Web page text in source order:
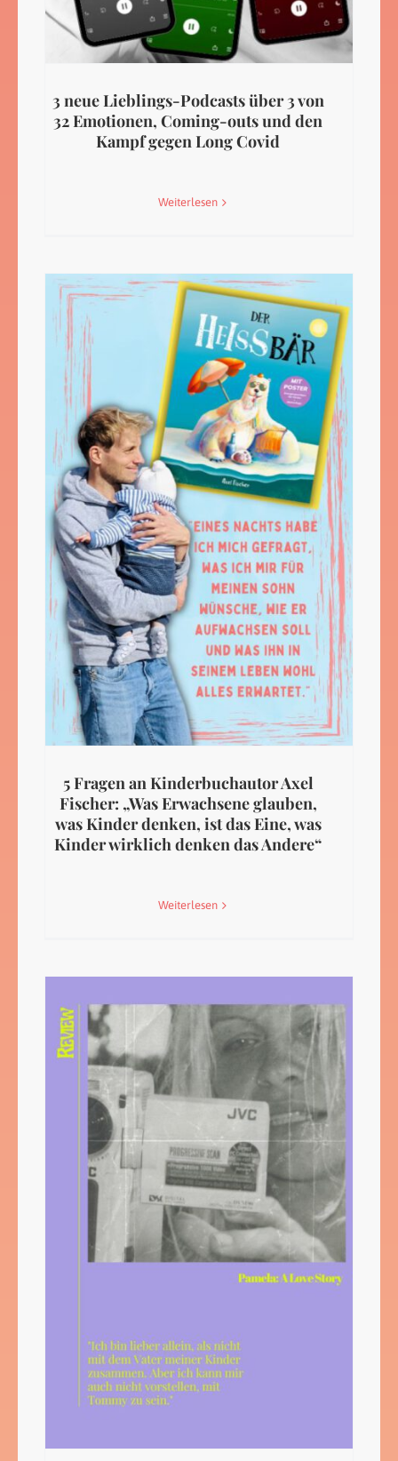
3 neue Lieblings-Podcasts über 3 von
32 Emotionen, Coming-outs und den
Kampf gegen Long Covid
Weiterlesen
5 Fragen an Kinderbuchautor Axel
Fischer: „Was Erwachsene glauben,
was Kinder denken, ist das Eine, was
Kinder wirklich denken das Andere“
Weiterlesen